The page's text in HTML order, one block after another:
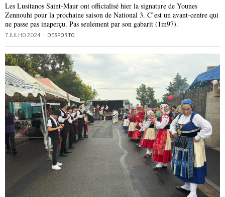
Les Lusitanos Saint-Maur ont officialisé hier la signature de Younes
Zennouhi pour la prochaine saison de National 3. C’est un avant-centre qui
ne passe pas inaperçu. Pas seulement par son gabarit (1m97).
7 JULHO, 2024 DESPORTO